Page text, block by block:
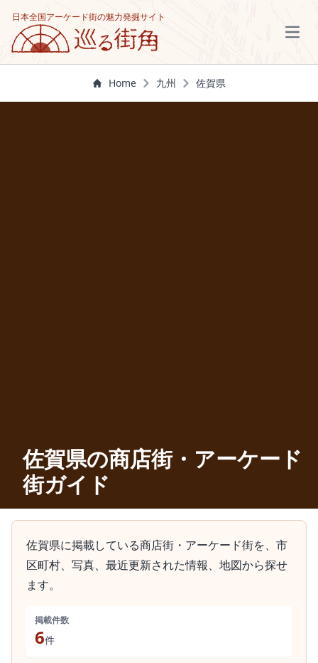
日本全国アーケード街の魅力発掘サイト
Home 九州 佐賀県
佐賀県の商店街・アーケード
街ガイド
佐賀県に掲載している商店街・アーケード街を、市
区町村、写真、最近更新された情報、地図から探せ
ます。
掲載件数
6件